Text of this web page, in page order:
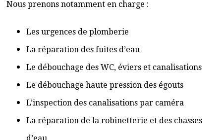
Nous prenons notamment en charge :
Les urgences de plomberie
La réparation des fuites d’eau
Le débouchage des WC, éviers et canalisations
Le débouchage haute pression des égouts
L’inspection des canalisations par caméra
La réparation de la robinetterie et des chasses